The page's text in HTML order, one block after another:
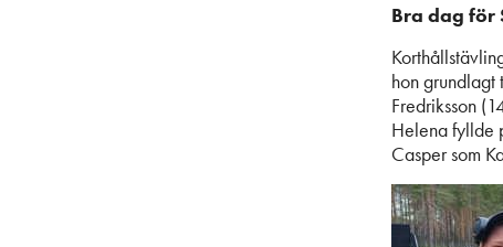
Bra dag för
hon
Fredriksson
Helena fyllde
Casper som